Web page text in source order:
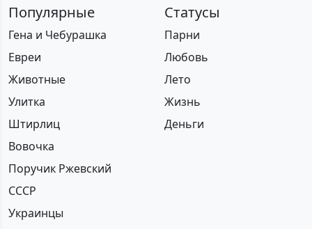
Популярные
Гена и Чебурашка
Евреи
Животные
Улитка
Штирлиц
Вовочка
Поручик Ржевский
СССР
Украинцы
Статусы
Парни
Любовь
Лето
Жизнь
Деньги